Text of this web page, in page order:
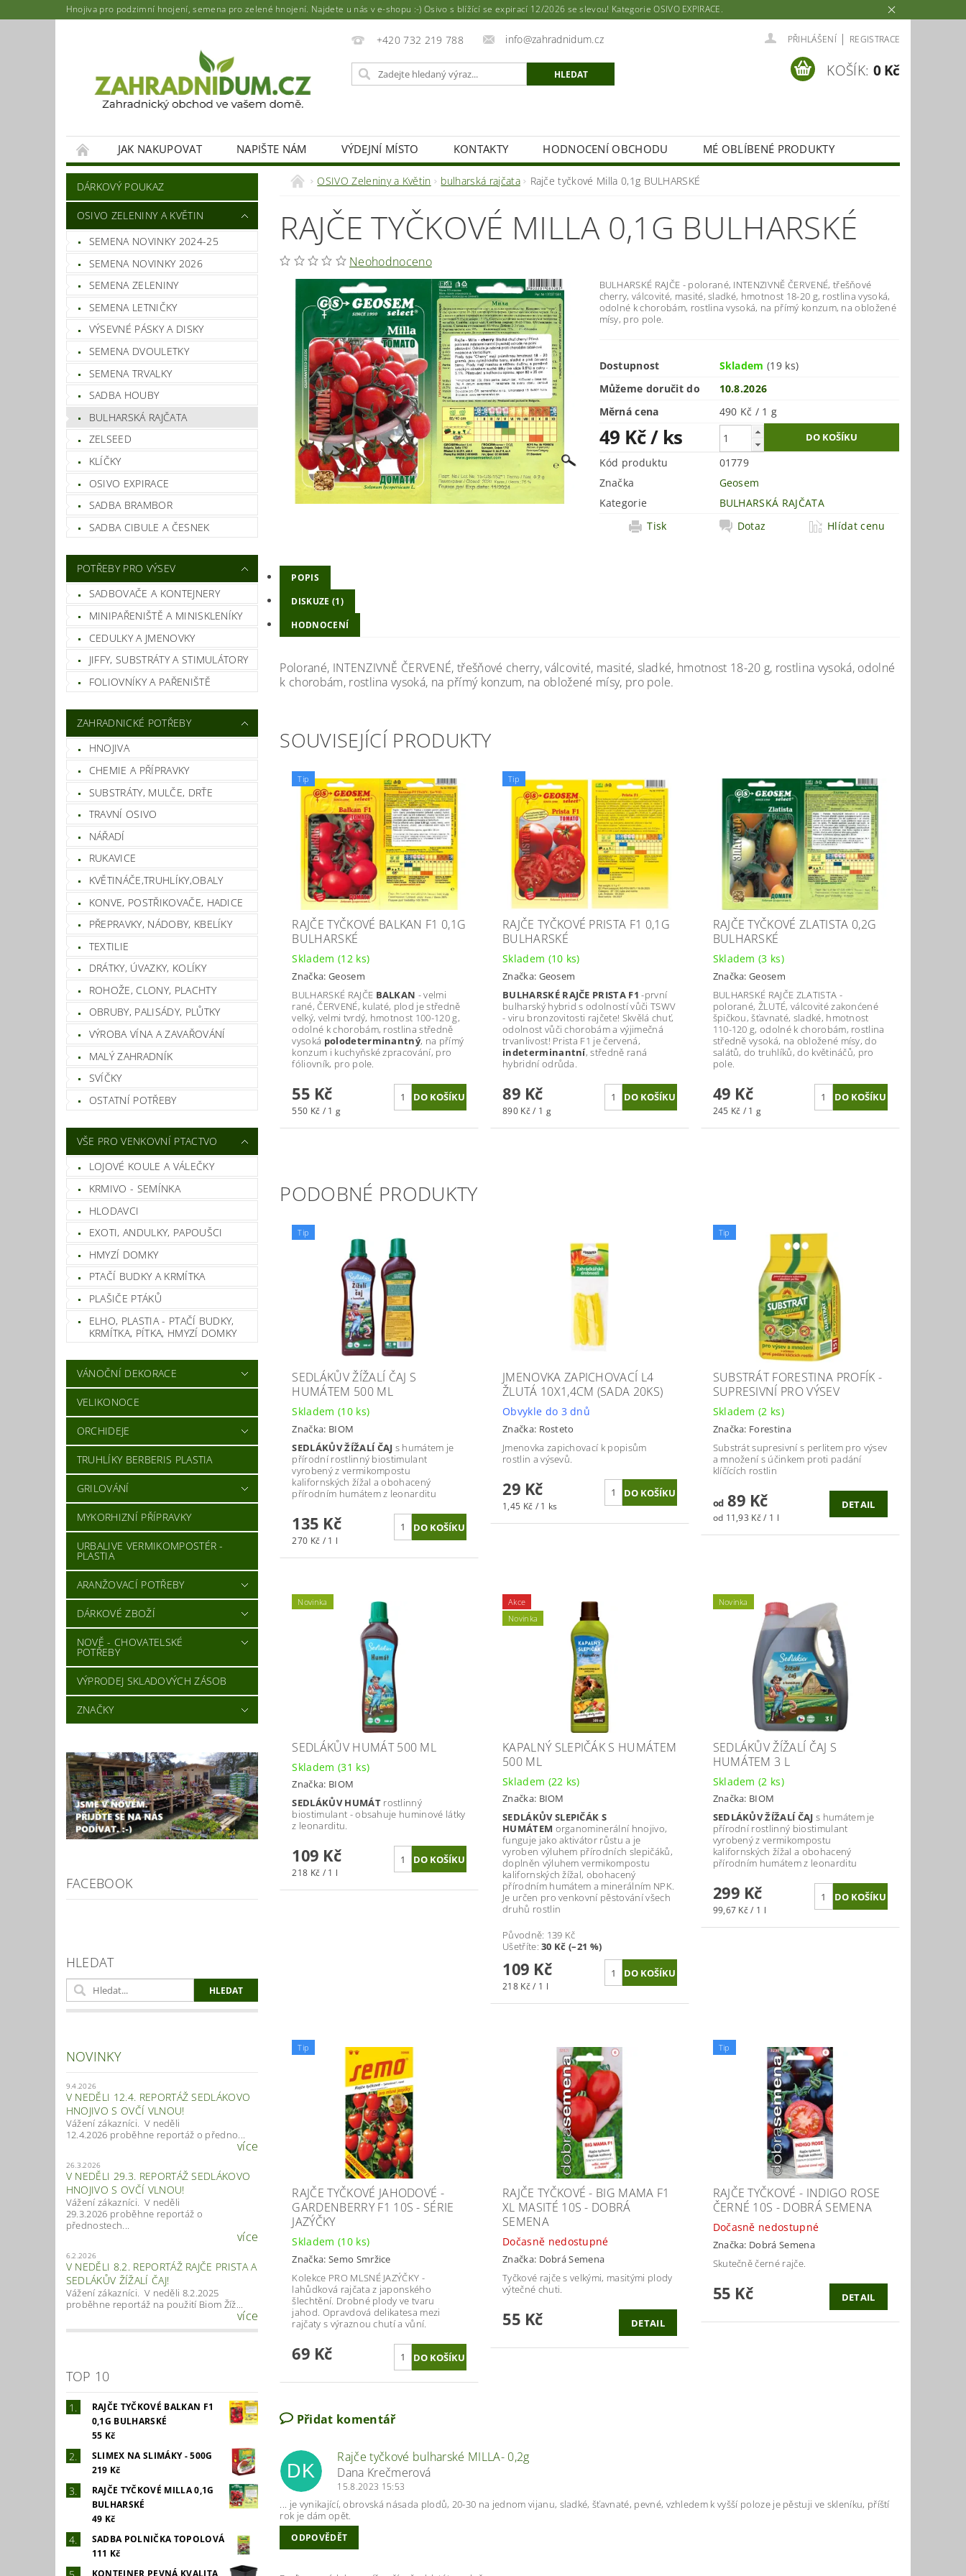
Hnojiva pro podzimní hnojení, semena pro zelené hnojení. Najdete u nás v e-shopu :-) Osivo s blížící se expirací 12/2026 se slevou! Kategorie OSIVO EXPIRACE.
+420 732 219 788 info@zahradnidum.cz PŘIHLÁŠENÍ | REGISTRACE
KOŠÍK: 0 Kč
JAK NAKUPOVAT NAPIŠTE NÁM VÝDEJNÍ MÍSTO KONTAKTY HODNOCENÍ OBCHODU MÉ OBLÍBENÉ PRODUKTY
DÁRKOVÝ POUKAZ
OSIVO ZELENINY A KVĚTIN
SEMENA NOVINKY 2024-25
SEMENA NOVINKY 2026
SEMENA ZELENINY
SEMENA LETNIČKY
VÝSEVNÉ PÁSKY A DISKY
SEMENA DVOULETKY
SEMENA TRVALKY
SADBA HOUBY
BULHARSKÁ RAJČATA
ZELSEED
KLÍČKY
OSIVO EXPIRACE
SADBA BRAMBOR
SADBA CIBULE A ČESNEK
POTŘEBY PRO VÝSEV
SADBOVAČE A KONTEJNERY
MINIPAŘENIŠTĚ A MINISKLENÍKY
CEDULKY A JMENOVKY
JIFFY, SUBSTRÁTY A STIMULÁTORY
FOLIOVNÍKY A PAŘENIŠTĚ
ZAHRADNICKÉ POTŘEBY
HNOJIVA
CHEMIE A PŘÍPRAVKY
SUBSTRÁTY, MULČE, DRŤE
TRAVNÍ OSIVO
NÁŘADÍ
RUKAVICE
KVĚTINÁČE,TRUHLÍKY,OBALY
KONVE, POSTŘIKOVAČE, HADICE
PŘEPRAVKY, NÁDOBY, KBELÍKY
TEXTILIE
DRÁTKY, ÚVAZKY, KOLÍKY
ROHOŽE, CLONY, PLACHTY
OBRUBY, PALISÁDY, PLŮTKY
VÝROBA VÍNA A ZAVAŘOVÁNÍ
MALÝ ZAHRADNÍK
SVÍČKY
OSTATNÍ POTŘEBY
VŠE PRO VENKOVNÍ PTACTVO
LOJOVÉ KOULE A VÁLEČKY
KRMIVO - SEMÍNKA
HLODAVCI
EXOTI, ANDULKY, PAPOUŠCI
HMYZÍ DOMKY
PTAČÍ BUDKY A KRMÍTKA
PLAŠIČE PTÁKŮ
ELHO, PLASTIA - PTAČÍ BUDKY,
KRMÍTKA, PÍTKA, HMYZÍ DOMKY
VÁNOČNÍ DEKORACE
VELIKONOCE
ORCHIDEJE
TRUHLÍKY BERBERIS PLASTIA
GRILOVÁNÍ
MYKORHIZNÍ PŘÍPRAVKY
URBALIVE VERMIKOMPOSTÉR -
PLASTIA
ARANŽOVACÍ POTŘEBY
DÁRKOVÉ ZBOŽÍ
NOVĚ - CHOVATELSKÉ
POTŘEBY
VÝPRODEJ SKLADOVÝCH ZÁSOB
ZNAČKY
FACEBOOK
HLEDAT
NOVINKY
9.4.2026
V NEDĚLI 12.4. REPORTÁŽ SEDLÁKOVO
HNOJIVO S OVČÍ VLNOU!
Vážení zákazníci. V neděli
12.4.2026 proběhne reportáž o předno...
více
26.3.2026
V NEDĚLI 29.3. REPORTÁŽ SEDLÁKOVO
HNOJIVO S OVČÍ VLNOU!
Vážení zákazníci. V neděli
29.3.2026 proběhne reportáž o
přednostech...
více
6.2.2026
V NEDĚLI 8.2. REPORTÁŽ RAJČE PRISTA A
SEDLÁKŮV ŽÍŽALÍ ČAJ!
Vážení zákazníci. V neděli 8.2.2025
proběhne reportáž na použití Biom Žíž...
více
TOP 10
RAJČE TYČKOVÉ BALKAN F1
0,1G BULHARSKÉ
55 Kč
SLIMEX NA SLIMÁKY - 500G
219 Kč
RAJČE TYČKOVÉ MILLA 0,1G
BULHARSKÉ
49 Kč
SADBA POLNIČKA TOPOLOVÁ
111 Kč
KONTEJNER PEVNÁ KVALITA
OSIVO Zeleniny a Květin bulharská rajčata Rajče tyčkové Milla 0,1g BULHARSKÉ
RAJČE TYČKOVÉ MILLA 0,1G BULHARSKÉ
Neohodnoceno
BULHARSKÉ RAJČE - polorané, INTENZIVNĚ ČERVENÉ, třešňové
cherry, válcovité, masité, sladké, hmotnost 18-20 g, rostlina vysoká,
odolné k chorobám, rostlina vysoká, na přímý konzum, na obložené
mísy, pro pole.
Dostupnost Skladem(19 ks)
Můžeme doručit do
10.8.2026
Měrná cena
490 Kč / 1 g
49 Kč/ ks
Kód produktu
01779
Značka
Geosem
Kategorie
BULHARSKÁ RAJČATA
Tisk
Dotaz Hlídat cenu
POPIS
DISKUZE (1)
HODNOCENÍ
Polorané, INTENZIVNĚ ČERVENÉ, třešňové cherry, válcovité, masité, sladké, hmotnost 18-20 g, rostlina vysoká, odolné
k chorobám, rostlina vysoká, na přímý konzum, na obložené mísy, pro pole.
SOUVISEJÍCÍ PRODUKTY
Tip
RAJČE TYČKOVÉ BALKAN F1 0,1G
BULHARSKÉ
Skladem (12 ks)
Značka: Geosem
BULHARSKÉ RAJČE BALKAN - velmi
rané, ČERVENÉ, kulaté, plod je středně
velký, velmi tvrdý, hmotnost 100-120 g,
odolné k chorobám, rostlina středně
vysoká polodeterminantný, na přímý
konzum i kuchyňské zpracování, pro
fóliovník, pro pole.
55 Kč
550 Kč / 1 g
Tip
RAJČE TYČKOVÉ PRISTA F1 0,1G
BULHARSKÉ
Skladem (10 ks)
Značka: Geosem
BULHARSKÉ RAJČE PRISTA F1 -první
bulharský hybrid s odolností vůči TSWV
- viru bronzovitosti rajčete! Skvělá chuť,
odolnost vůči chorobám a výjimečná
trvanlivost! Prista F1 je červená,
indeterminantní, středně raná
hybridní odrůda.
89 Kč
890 Kč / 1 g
RAJČE TYČKOVÉ ZLATISTA 0,2G
BULHARSKÉ
Skladem(3 ks)
Značka:Geosem
BULHARSKÉ RAJČE ZLATISTA -
polorané, ŽLUTÉ, válcovité zakonćené
špičkou, šťavnaté, sladké, hmotnost
110-120 g, odolné k chorobám, rostlina
středně vysoká, na obložené mísy, do
salátů, do truhlíků, do květináčů, pro
pole.
49 Kč
245 Kč / 1 g
PODOBNÉ PRODUKTY
Tip
SEDLÁKŮV ŽÍŽALÍ ČAJ S
HUMÁTEM 500 ML
Skladem (10 ks)
Značka: BIOM
SEDLÁKŮV ŽÍŽALÍ ČAJ s humátem je
přírodní rostlinný biostimulant
vyrobený z vermikompostu
kalifornských žížal a obohacený
přírodním humátem z leonarditu
135 Kč
270 Kč / 1 l
JMENOVKA ZAPICHOVACÍ L4
ŽLUTÁ 10X1,4CM (SADA 20KS)
Obvykle do 3 dnů
Značka: Rosteto
Jmenovka zapichovací k popisům
rostlin a výsevů.
29 Kč
1,45 Kč / 1 ks
Tip
SUBSTRÁT FORESTINA PROFÍK -
SUPRESIVNÍ PRO VÝSEV
Skladem(2 ks)
Značka: Forestina
Substrát supresivní s perlitem pro výsev
a množení s účinkem proti padání
klíčících rostlin
od89 Kč
od 11,93 Kč / 1 l
DETAIL
Novinka
SEDLÁKŮV HUMÁT 500 ML
Skladem (31 ks)
Značka: BIOM
SEDLÁKŮV HUMÁT rostlinný
biostimulant - obsahuje huminové látky
z leonarditu.
109 Kč
218 Kč / 1 l
Akce
Novinka
KAPALNÝ SLEPIČÁK S HUMÁTEM
500 ML
Skladem (22 ks)
Značka: BIOM
SEDLÁKŮV SLEPIČÁK S
HUMÁTEM organominerální hnojivo,
funguje jako aktivátor růstu a je
vyroben výluhem přírodních slepičáků,
doplněn výluhem vermikompostu
kalifornských žížal, obohacený
přírodním humátem a minerálním NPK.
Je určen pro venkovní pěstování všech
druhů rostlin
Původně: 139 Kč
Ušetříte:30 Kč (–21 %)
109 Kč
218 Kč / 1 l
Novinka
SEDLÁKŮV ŽÍŽALÍ ČAJ S
HUMÁTEM 3 L
Skladem(2 ks)
Značka: BIOM
SEDLÁKŮV ŽÍŽALÍ ČAJ s humátem je
přírodní rostlinný biostimulant
vyrobený z vermikompostu
kalifornských žížal a obohacený
přírodním humátem z leonarditu
299 Kč
99,67 Kč / 1 l
Tip
RAJČE TYČKOVÉ JAHODOVÉ -
GARDENBERRY F1 10S - SÉRIE
JAZÝČKY
Skladem (10 ks)
Značka: Semo Smržice
Kolekce PRO MLSNÉ JAZÝČKY -
lahůdková rajčata z japonského
šlechtění. Drobné plody ve tvaru
jahod. Opravdová delikatesa mezi
rajčaty s výraznou chutí a vůní.
69 Kč
RAJČE TYČKOVÉ - BIG MAMA F1
XL MASITÉ 10S - DOBRÁ
SEMENA
Dočasně nedostupné
Značka: Dobrá Semena
Tyčkové rajče s velkými, masitými plody
výtečné chuti.
55 Kč DETAIL
Tip
RAJČE TYČKOVÉ - INDIGO ROSE
ČERNÉ 10S - DOBRÁ SEMENA
Dočasně nedostupné
Značka: Dobrá Semena
Skutečně černé rajče.
55 Kč DETAIL
Přidat komentář
DK
Rajče tyčkové bulharské MILLA- 0,2g
Dana Krečmerová
15.8.2023 15:53
... je vynikající, obrovská násada plodů, 20-30 na jednom vijanu, sladké, šťavnaté, pevné, vzhledem k vyšší poloze je pěstuji ve skleníku, příští
rok je dám opět.
ODPOVĚDĚT